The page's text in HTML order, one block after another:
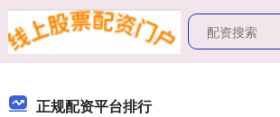
正规配资平台排行